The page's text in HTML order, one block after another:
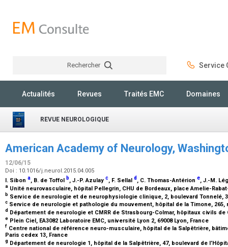
Rechercher Service
Actualités Revues Traités EMC Domaines
REVUE NEUROLOGIQUE
American Academy of Neurology,
12/06/15
Doi : 10.1016/j.neurol.2015.04.005
I. Sibon a, B. de Toffol b, J.-P. Azulay c, F. Sellal d , C. Thomas-Antérion e, J.-M.
a Unité neurovasculaire, hôpital Pellegrin, CHU de Bordeaux, place Amelie-
b Service de neurologie et de neurophysiologie clinique, 2, boulevard Tonnelé,
c Service de neurologie et pathologie du mouvement, hôpital de la Timone,
d Département de neurologie et CMRR de Strasbourg-Colmar, hôpitaux civils de
e Plein Ciel, EA3082 Laboratoire EMC, université Lyon 2, 69008 Lyon, France
f Centre national de référence neuro-musculaire, hôpital de la Salpêtrière,
Paris cedex 13, France
g Département de neurologie 1, hôpital de la Salpêtrière, 47, boulevard de